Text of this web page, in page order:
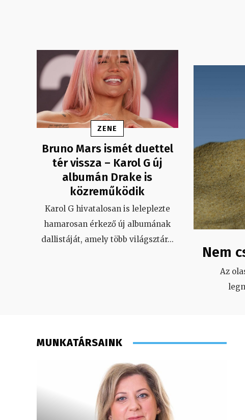
ZENE
Bruno Mars ismét duettel
tér vissza – Karol G új
albumán Drake is
közreműködik
Karol G hivatalosan is leleplezte
hamarosan érkező új albumának
dallistáját, amely több világsztár...
Nem
Az
MUNKATÁRSAINK